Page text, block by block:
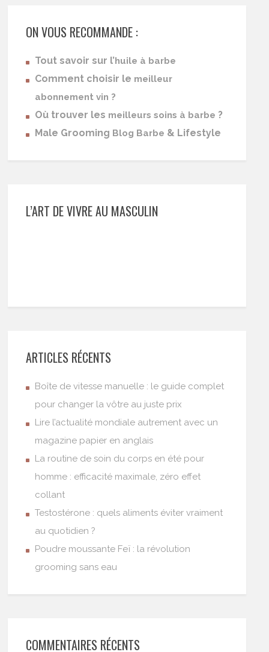
ON VOUS RECOMMANDE :
Tout savoir sur l’huile à barbe
Comment choisir le meilleur
abonnement vin ?
Où trouver les meilleurs soins à barbe ?
Male Grooming Blog Barbe & Lifestyle
L’ART DE VIVRE AU MASCULIN
ARTICLES RÉCENTS
Boîte de vitesse manuelle : le guide complet
pour changer la vôtre au juste prix
Lire l’actualité mondiale autrement avec un
magazine papier en anglais
La routine de soin du corps en été pour
homme : efficacité maximale, zéro effet
collant
Testostérone : quels aliments éviter vraiment
au quotidien ?
Poudre moussante Feï : la révolution
grooming sans eau
COMMENTAIRES RÉCENTS